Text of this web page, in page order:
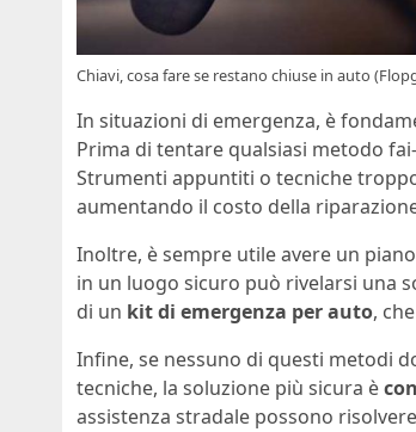
Chiavi, cosa fare se restano chiuse in auto
In situazioni di emergenza, è
Prima di tentare qualsiasi metodo
Strumenti appuntiti o tecniche
aumentando il costo della
Inoltre, è sempre utile avere un
in un luogo sicuro può rivelarsi una
di un kit di emergenza per auto,
Infine, se nessuno di questi metodi
tecniche, la soluzione più sicura è
assistenza stradale possono